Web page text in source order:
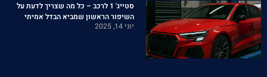
סטייג' 1 לרכב – כל מה שצריך לדעת על
השיפור הראשון שמביא הבדל אמיתי
יוני 14, 2025